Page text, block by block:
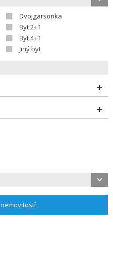
Dvojgarsonka
Byt 2+1
Byt 4+1
Jiný byt
nemovitostí